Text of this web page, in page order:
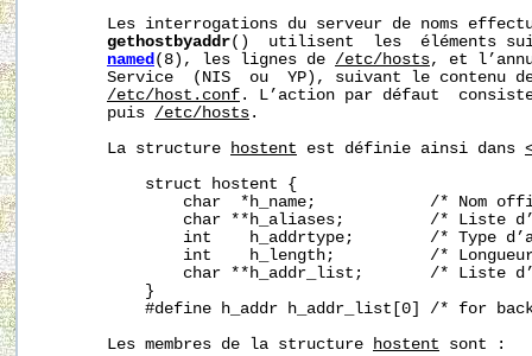
Les interrogations du serveur de noms
gethostbyaddr()  utilisent  les  éléments
named(8), les lignes de /etc/hosts, et
Service  (NIS  ou  YP), suivant le contenu
/etc/host.conf . L’action par défaut
       puis
/etc/hosts .
       La structure
hostent est définie ainsi dans
           struct hostent {
char  *h_name;            /* Nom
char **h_aliases;         /* Liste
int    h_addrtype;        /* Type
int    h_length;          /*
char **h_addr_list;       /* Liste
           }
#define h_addr h_addr_list[0] /* for
       Les membres de la structure
hostent sont :